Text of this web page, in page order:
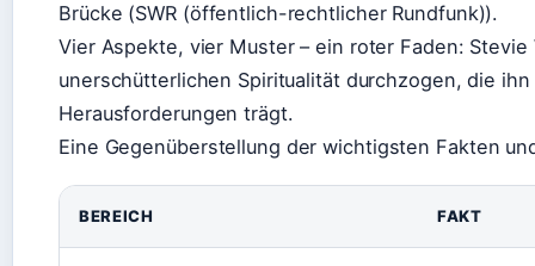
Brücke (SWR (öffentlich-rechtlicher Rundfunk)).
Vier Aspekte, vier Muster – ein roter Faden:
unerschütterlichen Spiritualität durchzogen, die
Herausforderungen trägt.
Eine Gegenüberstellung der wichtigsten Fakten
BEREICH FAKT